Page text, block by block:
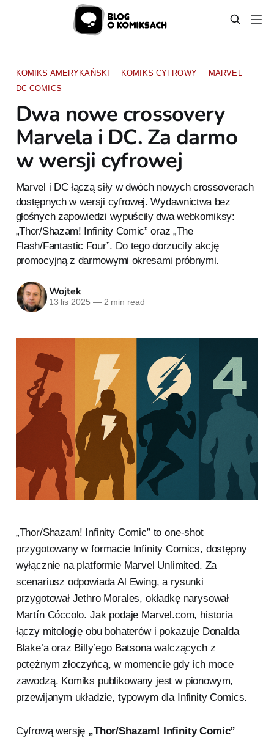
KOMIKS AMERYKAŃSKI KOMIKS CYFROWY
MARVEL
DC COMICS
Dwa nowe crossovery
Marvela i DC. Za darmo
w wersji cyfrowej
Marvel i DC łączą siły w dwóch nowych crossoverach
dostępnych w wersji cyfrowej. Wydawnictwa bez
głośnych zapowiedzi wypuściły dwa webkomiksy:
„Thor/Shazam! Infinity Comic” oraz „The
Flash/Fantastic Four”. Do tego dorzuciły akcję
promocyjną z darmowymi okresami próbnymi.
Wojtek
13 lis 2025 —2 min read
„Thor/Shazam! Infinity Comic” to one-shot
przygotowany w formacie Infinity Comics, dostępny
wyłącznie na platformie Marvel Unlimited. Za
scenariusz odpowiada Al Ewing, a rysunki
przygotował Jethro Morales, okładkę narysował
Martín Cóccolo. Jak podaje Marvel.com, historia
łączy mitologię obu bohaterów i pokazuje Donalda
Blake’a oraz Billy’ego Batsona walczących z
potężnym złoczyńcą, w momencie gdy ich moce
zawodzą. Komiks publikowany jest w pionowym,
przewijanym układzie, typowym dla Infinity Comics.
Cyfrową wersję „Thor/Shazam! Infinity Comic”